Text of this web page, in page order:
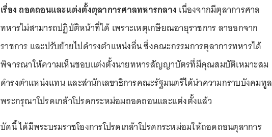
เรื่อง ถอดถอนและแต่งตั้งตุลาการศาลทหารกลาง เนื่องจากมีตุลาการศาล
ทหารไม่สามารถปฏิบัติหน้าที่ได้ เพราะเหตุเกษียณอายุราชการ ลาออกจาก
ราชการ และปรับย้ายไปดำรงตำแหน่งอื่น ซึ่งคณะกรรมการตุลาการทหารได้
พิจารณาให้ความเห็นชอบแต่งตั้งนายทหารสัญญาบัตรที่มีคุณสมบัติเหมาะสม
ดำรงตำแหน่งแทน และสำนักเลขาธิการคณะรัฐมนตรีได้นำความกราบบังคมทูล
พระกรุณาโปรดเกล้าโปรดกระหม่อมถอดถอนและแต่งตั้งแล้ว
บัดนี้ ได้มีพระบรมราชโองการโปรดเกล้าโปรดกระหม่อมให้ถอดถอนตุลาการ